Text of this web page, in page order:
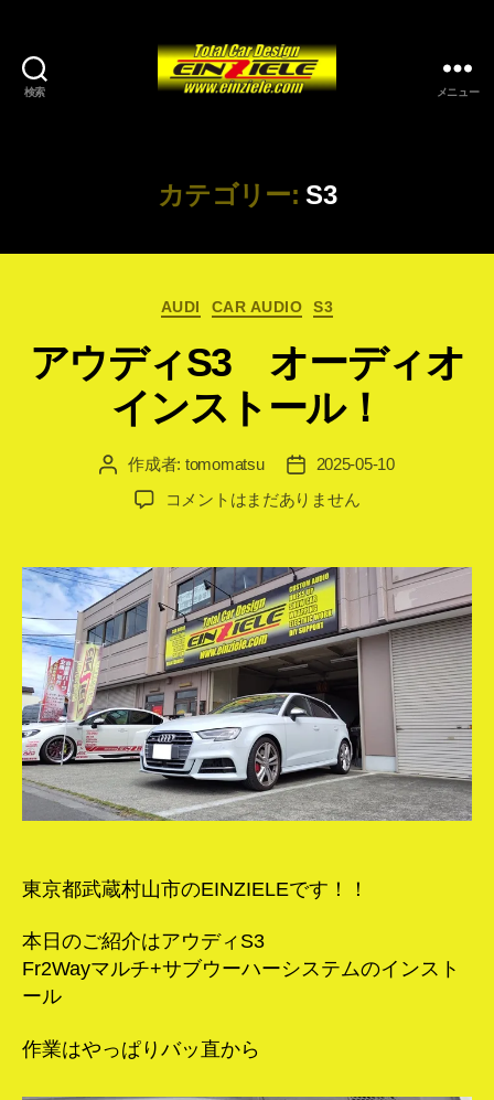
検索 メニュー
カテゴリー: S3
カ
ー
AUDI CAR AUDIO S3
アウディS3 オーディオ
インストール！
投 作成者: tomomatsu
投
稿
日
2025-05-10
ア
ィ
S3
オ
ー
デ
ィ
オ
イ
ン
ス
ト
へ
コメントはまだありません
東京都武蔵村山市のEINZIELEです！！
本日のご紹介はアウディS3
Fr2Wayマルチ+サブウーハーシステムのインスト
ール
作業はやっぱりバッ直から